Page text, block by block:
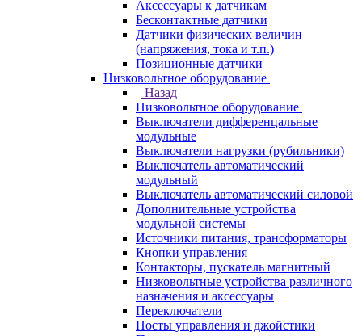
Аксессуары к датчикам
Бесконтактные датчики
Датчики физических величин
(напряжения, тока и т.п.)
Позиционные датчики
Низковольтное оборудование
Назад
Низковольтное оборудование
Выключатели дифференцальные
модульные
Выключатели нагрузки (рубильники)
Выключатель автоматический
модульный
Выключатель автоматический силовой
Дополнительные устройства
модульной системы
Источники питания, трансформаторы
Кнопки управления
Контакторы, пускатель магнитный
Низковольтные устройства различного
назначения и аксессуары
Переключатели
Посты управления и джойстики